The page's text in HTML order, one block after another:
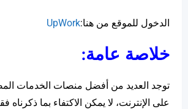
الدخول للموقع من هنا:UpWork
خلاصة عامة:
توجد العديد من أفضل منصات الخدمات
على الإنترنت، لا يمكن الاكتفاء بما ذكرناه